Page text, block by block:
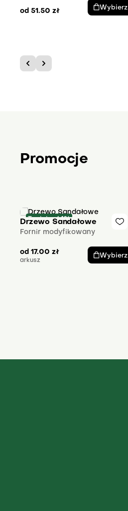
od 51.50 zł Wybierz
Promocje
Taniej o 64%
Drzewo Sandałowe
Fornir modyfikowany
od 17.00 zł
arkusz
Wybierz